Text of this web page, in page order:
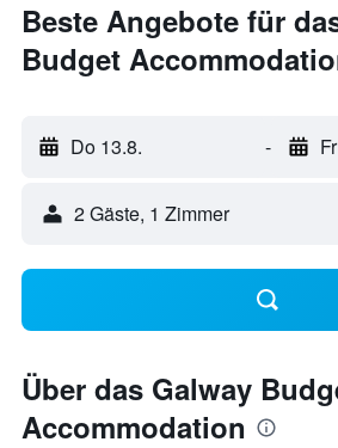
Beste Angebote für
Budget
Do 13.8. -
2 Gäste, 1 Zimmer
Über das Galway
Accommodation